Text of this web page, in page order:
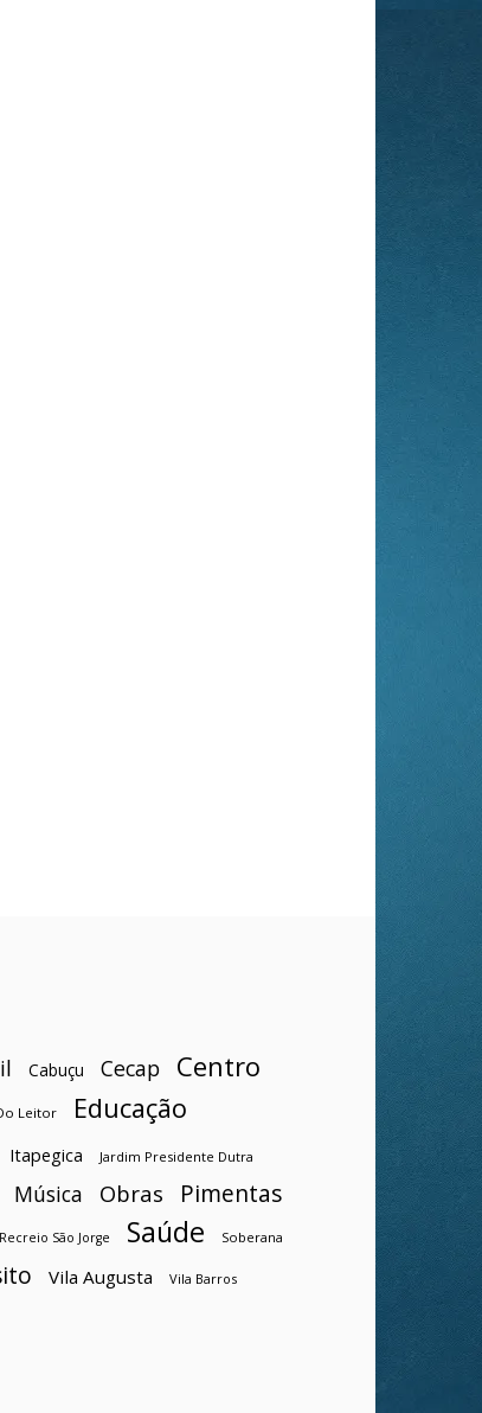
Cabuçu Cecap Centro
Leitor Educação
Itapegica Jardim Presidente Dutra
Música Obras Pimentas
Recreio São Jorge Saúde Soberana
Vila Augusta Vila Barros